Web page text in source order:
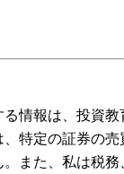
情報は、投資教
特定の証券の
また、私は税